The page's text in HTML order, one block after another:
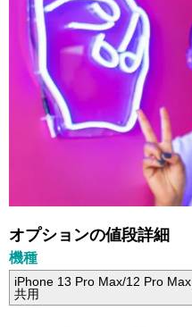
オプションの値段詳細
機種
iPhone 13 Pro Max/12 Pro Max
共用